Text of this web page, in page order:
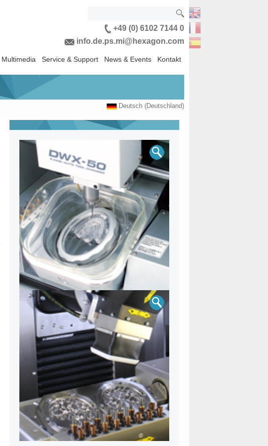
+49 (0) 6102 7144 0
info.de.ps.mi@hexagon.com
Multimedia Service & Support News & Events Kontakt
Deutsch (Deutschland)